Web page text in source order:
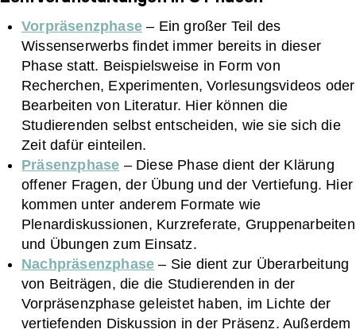
Vorpräsenzphase – Ein großer Teil des
Wissenserwerbs findet immer bereits in dieser
Phase statt. Beispielsweise in Form von
Recherchen, Experimenten, Vorlesungsvideos oder
Bearbeiten von Literatur. Hier können die
Studierenden selbst entscheiden, wie sie sich die
Zeit dafür einteilen.
Präsenzphase – Diese Phase dient der Klärung
offener Fragen, der Übung und der Vertiefung. Hier
kommen unter anderem Formate wie
Plenardiskussionen, Kurzreferate, Gruppenarbeiten
und Übungen zum Einsatz.
Nachpräsenzphase – Sie dient zur Überarbeitung
von Beiträgen, die die Studierenden in der
Vorpräsenzphase geleistet haben, im Lichte der
vertiefenden Diskussion in der Präsenz. Außerdem